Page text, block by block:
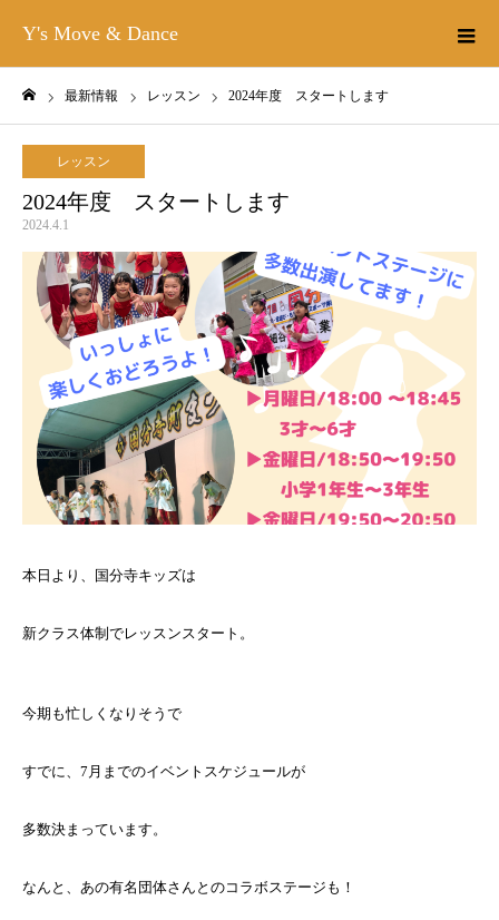
Y's Move & Dance
最新情報 レッスン 2024年度 スタートします
レッスン
2024年度 スタートします
2024.4.1
本日より、国分寺キッズは
新クラス体制でレッスンスタート。
今期も忙しくなりそうで
すでに、7月までのイベントスケジュールが
多数決まっています。
なんと、あの有名団体さんとのコラボステージも！